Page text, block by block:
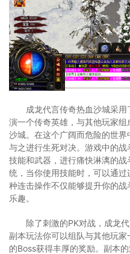
成龙代言传奇热血沙城采
演一个传奇英雄，与其他玩家
沙城。在这个广阔而危险的世
与之进行生死对决。游戏中的
技能和武器，进行痛快淋漓的
统，当你使用技能时，可以通
种连击操作不仅能够提升你的
乐趣。
除了刺激的PK对战，成龙
副本玩法你可以组队与其他玩
的Boss获得丰厚的奖励。副本